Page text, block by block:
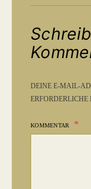
DEINE E-MAIL-
KOMMENTAR